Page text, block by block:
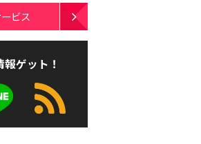
ビス
ゲット！